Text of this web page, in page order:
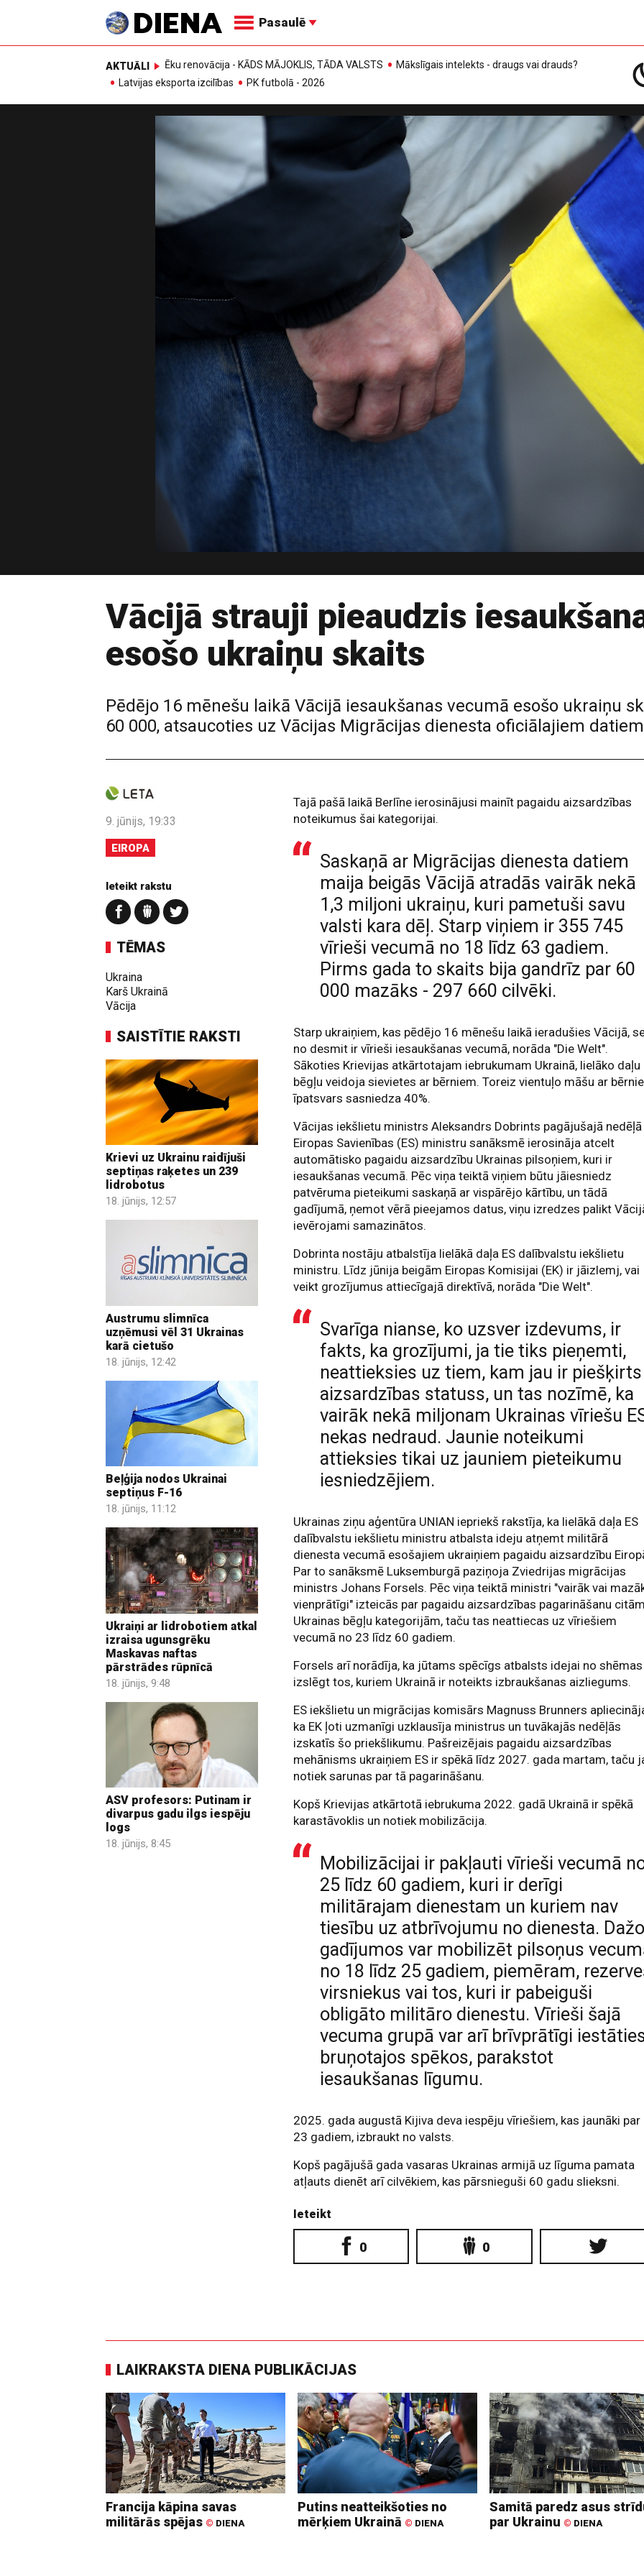
Pasaulē
AKTUĀLI Ēku renovācija - KĀDS MĀJOKLIS, TĀDA VALSTS
Mākslīgais intelekts - draugs vai drauds?
Latvijas eksporta izcilības
PK futbolā - 2026
Vācijā strauji pieaudzis
esošo ukraiņu skaits
Pēdējo 16 mēnešu laikā Vācijā iesaukšanas vecumā esošo ukraiņu
60 000, atsaucoties uz Vācijas Migrācijas dienesta oficiālajiem
9. jūnijs, 19:33
EIROPA
Ieteikt rakstu
TĒMAS
Ukraina
Karš Ukrainā
Vācija
SAISTĪTIE RAKSTI
Krievi uz Ukrainu raidījuši
septiņas raķetes un 239
lidrobotus
18. jūnijs, 12:57
Austrumu slimnīca
uzņēmusi vēl 31 Ukrainas
karā cietušo
18. jūnijs, 12:42
Beļģija nodos Ukrainai
septiņus F-16
18. jūnijs, 11:12
Ukraiņi ar lidrobotiem atkal
izraisa ugunsgrēku
Maskavas naftas
pārstrādes rūpnīcā
18. jūnijs, 9:48
ASV profesors: Putinam ir
divarpus gadu ilgs iespēju
logs
18. jūnijs, 8:45
Tajā pašā laikā Berlīne ierosinājusi mainīt pagaidu aizsardzības
noteikumus šai kategorijai.
Saskaņā ar Migrācijas dienesta datiem
maija beigās Vācijā atradās vairāk nekā
1,3 miljoni ukraiņu, kuri pametuši savu
valsti kara dēļ. Starp viņiem ir 355 745
vīrieši vecumā no 18 līdz 63 gadiem.
Pirms gada to skaits bija gandrīz par 60
000 mazāks - 297 660 cilvēki.
Starp ukraiņiem, kas pēdējo 16 mēnešu laikā ieradušies Vācijā,
no desmit ir vīrieši iesaukšanas vecumā, norāda "Die Welt".
Sākoties Krievijas atkārtotajam iebrukumam Ukrainā, lielāko daļu
bēgļu veidoja sievietes ar bērniem. Toreiz vientuļo māšu ar
īpatsvars sasniedza 40%.
Vācijas iekšlietu ministrs Aleksandrs Dobrints pagājušajā nedēļā
Eiropas Savienības (ES) ministru sanāksmē ierosināja atcelt
automātisko pagaidu aizsardzību Ukrainas pilsoņiem, kuri ir
iesaukšanas vecumā. Pēc viņa teiktā viņiem būtu jāiesniedz
patvēruma pieteikumi saskaņā ar vispārējo kārtību, un tādā
gadījumā, ņemot vērā pieejamos datus, viņu izredzes palikt
ievērojami samazinātos.
Dobrinta nostāju atbalstīja lielākā daļa ES dalībvalstu iekšlietu
ministru. Līdz jūnija beigām Eiropas Komisijai (EK) ir jāizlemj, vai
veikt grozījumus attiecīgajā direktīvā, norāda "Die Welt".
Svarīga nianse, ko uzsver izdevums, ir
fakts, ka grozījumi, ja tie tiks pieņemti,
neattieksies uz tiem, kam jau ir piešķirts
aizsardzības statuss, un tas nozīmē, ka
vairāk nekā miljonam Ukrainas vīriešu
nekas nedraud. Jaunie noteikumi
attieksies tikai uz jauniem pieteikumu
iesniedzējiem.
Ukrainas ziņu aģentūra UNIAN iepriekš rakstīja, ka lielākā daļa ES
dalībvalstu iekšlietu ministru atbalsta ideju atņemt militārā
dienesta vecumā esošajiem ukraiņiem pagaidu aizsardzību
Par to sanāksmē Luksemburgā paziņoja Zviedrijas migrācijas
ministrs Johans Forsels. Pēc viņa teiktā ministri "vairāk vai
vienprātīgi" izteicās par pagaidu aizsardzības pagarināšanu citām
Ukrainas bēgļu kategorijām, taču tas neattiecas uz vīriešiem
vecumā no 23 līdz 60 gadiem.
Forsels arī norādīja, ka jūtams spēcīgs atbalsts idejai no shēmas
izslēgt tos, kuriem Ukrainā ir noteikts izbraukšanas aizliegums.
ES iekšlietu un migrācijas komisārs Magnuss Brunners
ka EK ļoti uzmanīgi uzklausīja ministrus un tuvākajās nedēļās
izskatīs šo priekšlikumu. Pašreizējais pagaidu aizsardzības
mehānisms ukraiņiem ES ir spēkā līdz 2027. gada martam, taču
notiek sarunas par tā pagarināšanu.
Kopš Krievijas atkārtotā iebrukuma 2022. gadā Ukrainā ir spēkā
karastāvoklis un notiek mobilizācija.
Mobilizācijai ir pakļauti vīrieši vecumā
25 līdz 60 gadiem, kuri ir derīgi
militārajam dienestam un kuriem nav
tiesību uz atbrīvojumu no dienesta.
gadījumos var mobilizēt pilsoņus
no 18 līdz 25 gadiem, piemēram,
virsniekus vai tos, kuri ir pabeiguši
obligāto militāro dienestu. Vīrieši šajā
vecuma grupā var arī brīvprātīgi
bruņotajos spēkos, parakstot
iesaukšanas līgumu.
2025. gada augustā Kijiva deva iespēju vīriešiem, kas jaunāki par
23 gadiem, izbraukt no valsts.
Kopš pagājušā gada vasaras Ukrainas armijā uz līguma pamata
atļauts dienēt arī cilvēkiem, kas pārsnieguši 60 gadu slieksni.
Ieteikt
0 0
LAIKRAKSTA DIENA PUBLIKĀCIJAS
Francija kāpina savas
militārās spējas © DIENA
Putins neatteikšoties no
mērķiem Ukrainā © DIENA
Samitā paredz asus
par Ukrainu © DIENA